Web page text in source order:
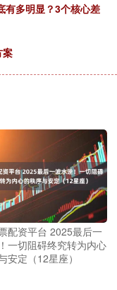
有多明显？3个核心差
案
配资平台 2025最后一
一切阻碍终究转为内心
安定（12星座）